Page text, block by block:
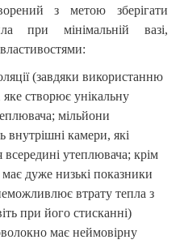
з метою зберігати
при мінімальній вазі,
(завдяки використанню
створює унікальну
мільйони
камери, які
утеплювача; крім
дуже низькі показники
втрату тепла з
при його стисканні)
має неймовірну